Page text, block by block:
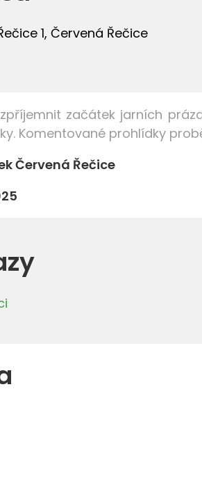
1, Červená Řečice
zpříjemnit začátek jarních
Komentované prohlídky
Červená Řečice